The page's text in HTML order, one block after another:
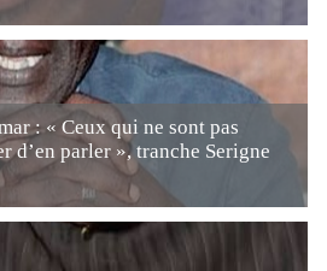
: « Ceux qui ne sont pas
d’en parler », tranche Serigne